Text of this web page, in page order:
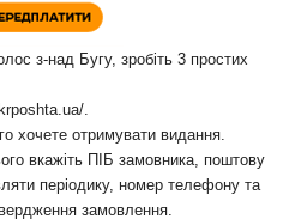
з-над Бугу, зробіть 3 простих
хочете отримувати видання.
вкажіть ПІБ замовника, поштову
періодику, номер телефону та
замовлення.